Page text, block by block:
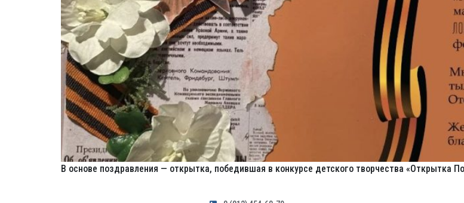
В основе поздравления — открытка, победившая в конкурсе детского творчества «Открытка